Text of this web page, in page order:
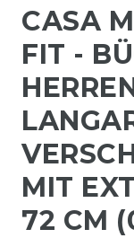
CASA
FIT -
MIT
72 CM